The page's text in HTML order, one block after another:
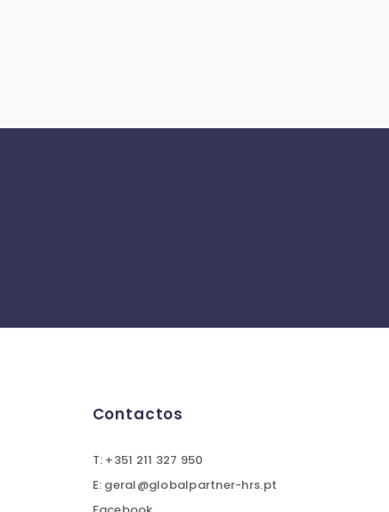
Contactos
T: +351 211 327 950
E: geral@globalpartner-hrs.pt